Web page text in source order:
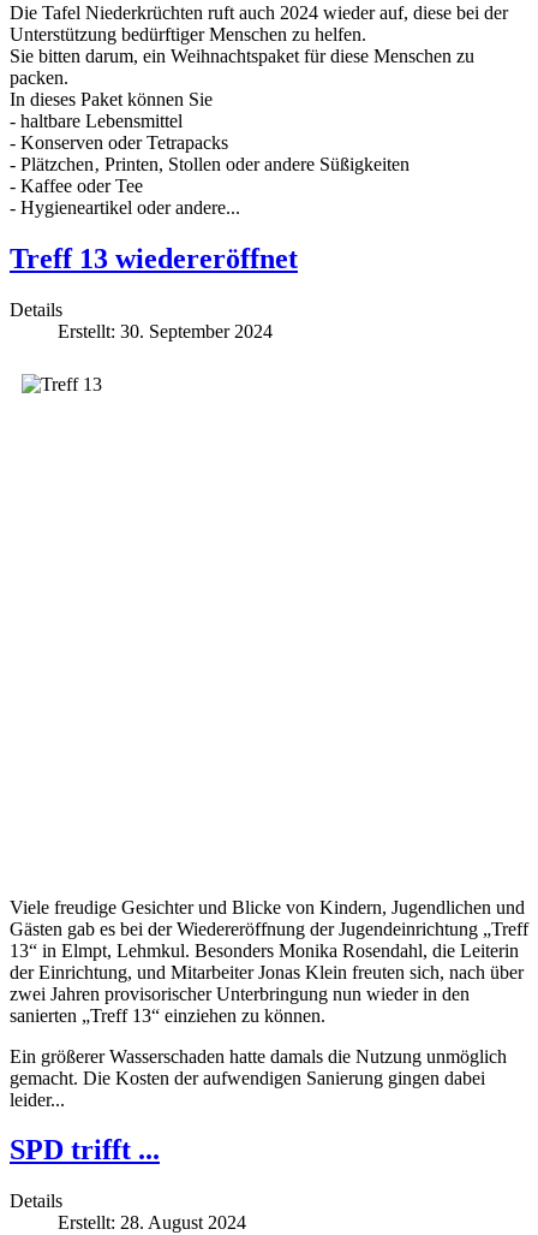
Die Tafel Niederkrüchten ruft auch 2024 wieder auf, diese bei der
Unterstützung bedürftiger Menschen zu helfen.
Sie bitten darum, ein Weihnachtspaket für diese Menschen zu
packen.
In dieses Paket können Sie
- haltbare Lebensmittel
- Konserven oder Tetrapacks
- Plätzchen‚ Printen, Stollen oder andere Süßigkeiten
- Kaffee oder Tee
- Hygieneartikel oder andere...
Treff 13 wiedereröffnet
Details
Erstellt: 30. September 2024
Viele freudige Gesichter und Blicke von Kindern, Jugendlichen und
Gästen gab es bei der Wiedereröffnung der Jugendeinrichtung „Treff
13“ in Elmpt, Lehmkul. Besonders Monika Rosendahl, die Leiterin
der Einrichtung, und Mitarbeiter Jonas Klein freuten sich, nach über
zwei Jahren provisorischer Unterbringung nun wieder in den
sanierten „Treff 13“ einziehen zu können.
Ein größerer Wasserschaden hatte damals die Nutzung unmöglich
gemacht. Die Kosten der aufwendigen Sanierung gingen dabei
leider...
SPD trifft ...
Details
Erstellt: 28. August 2024